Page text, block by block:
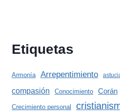
Etiquetas
Armonía Arrepentimiento
compasión Conocimiento Corán
Crecimiento personal